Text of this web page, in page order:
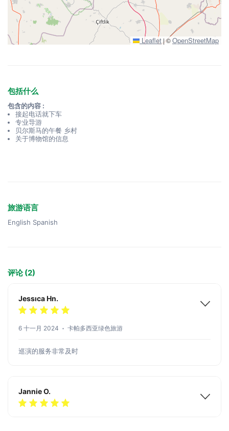
Leaflet |©OpenStreetMap
包括什么
包含的内容 :
接起电话就下车
专业导游
贝尔斯马的午餐 乡村
关于博物馆的信息
旅游语言
English Spanish
评论 (2)
Jessıca Hn.
6 十一月 2024 卡帕多西亚绿色旅游
巡演的服务非常及时
Jannie O.